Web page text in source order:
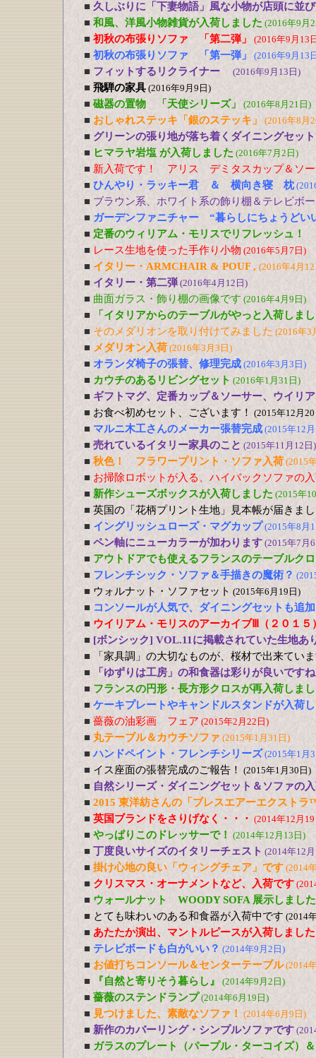
■ 久しぶりに「下妻物語」風な小物が店頭に並
■ 和風、洋風小物雑貨が入荷しました (2016年9月
■ 初秋の布張りソファ 「第二弾」 (2016年9月13
■ 初秋の布張りソファ 「第一弾」 (2016年9月13
■ フィットするリクライナー (2016年9月13日)
■ 飛騨の家具 (2016年9月9日)
■ 磁器の置物 「天使シリーズ」 (2016年8月21日)
■ おしゃれステッキ「銀のステッキ」 (2016年8月
■ グリーンの張り地が落ち着くダイニングセッ
■ ヒマラヤ岩塩 が入荷しました (2016年7月2日)
■ 新入荷です！ アリス デミタスカップ＆ソ
■ ひんやり・ラッキー君 ＆ 横向き寝 枕
■ ブラウン系、ホワイト系の飾り棚＆テレビボ
■ ガーデンファニチャー “暮らしにちょうど
■ 定番のウィリアム・モリスでリフレッシュ！
■ レース生地を使った手作り小物 (2016年5月7日)
■ イタリー・ARMCHAIR & POUF , (2016年4月
■ イタリー・第二弾 (2016年4月12日)
■ 曲面ガラス・飾り棚の画像です (2016年4月9日)
■
「イタリアからのテーブルがやっと入荷しま
■ そのメダリオンを取り付けてみました (2016年3
■ メダリオン入荷 (2016年3月3日)
■ オランダ椅子の張替、修理完成 (2016年3月3日)
■ カウチのあるリビングセット (2016年1月31日)
■ ギフトマグ、定番カップ＆ソーサー、ウイリ
■ お食べ初めセット、ございます！ (2015年12月
■ マルニ木工さんのメーカー張替完成 (2015年12
■ 売れているイタリー家具のこと (2015年11月12日)
■ 秋色！ フラワープリント・ソファ入荷 (2015
■ お掃除ロボットが入る、ハイバックソファの
■ 新作シューズボックスが入荷しました (2015年
■ 英国の「花柄プリント生地」見本帳が届きま
■ イングリッシュローズ・マグカップ (2015年8月
■ ペン軸にニューカラーが加わります (2015年7月
■ アウトドアでも使えるフランスのテーブルク
■ フレンチシック・ソファ＆手描きの魔術？
■ ウォルナット・ソファセット (2015年6月19日)
■ コンソールが人気で、ダイニングセットも追
■ ウイリアム・モリスのアーカイブⅢ（２０１５
■ [ボンシック] VOL.11に掲載されていた生地あ
■
「家具調」の大切なものが、桜材で出来てい
■
「ゆずりは工房」の和食器は彩りが良いです
■ フランスの円形・長方形クロスが再入荷しま
■ ケーキプレートやキャンドルスタンドが入荷
■ 薔薇の油彩画 フェア (2015年2月22日)
■ 丸テーブル＆カウチソファ (2015年1月31日)
■ ハンドペイント・フレンチシリーズ (2015年1月
■ イス座面の張替完成のご報告！ (2015年1月30日)
■ 自然シリーズ・ダイニングセット＆ソファの
■ 2015 東洋紡さんの「ブレスエアーエクスト
■ 英国ブランドをさりげなく・・・ (2014年12月
■ やっぱりこのドレッサーで！ (2014年12月13日)
■ 丁度良いサイズのイタリーチェスト (2014年12
■ 掛け心地の良い「ウィングチェア」です (2014
■ クリスマス・オーナメントなど、入荷です
■ ウォールナット WOODY SOFA 展示しました
■ とても味わいのある和食器が入荷中です (2014
■ あたたか演出、マントルピースが入荷しまし
■ テレビボードも白がいい？ (2014年9月2日)
■ お値打ちコンソール＆センターテーブル(2014
■ 『自然と寄りそう暮らし』 (2014年9月2日)
■ 薔薇のステンドランプ (2014年6月19日)
■ 見つけました、素敵なソファ！ (2014年6月9日)
■ 新作のカバーリング・シンプルソファです
■ ガラスのプレート（パープル・ターコイズ）